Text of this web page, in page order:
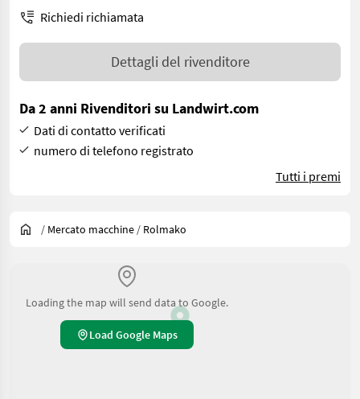
Richiedi richiamata
Dettagli del rivenditore
Da 2 anni Rivenditori su Landwirt.com
Dati di contatto verificati
numero di telefono registrato
Tutti i premi
/ Mercato macchine / Rolmako
Loading the map will send data to Google.
Load Google Maps